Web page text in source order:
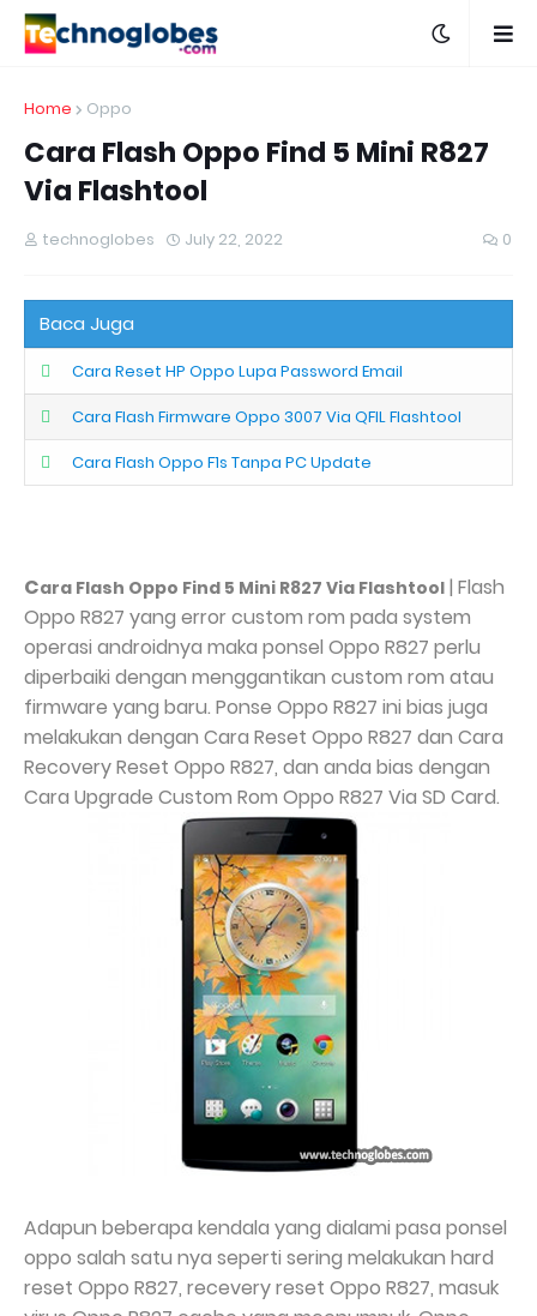
Home Oppo
Cara Flash Oppo Find 5 Mini R827
Via Flashtool
technoglobes July 22, 2022 0
Baca Juga
Cara Reset HP Oppo Lupa Password Email
Cara Flash Firmware Oppo 3007 Via QFIL Flashtool
Cara Flash Oppo F1s Tanpa PC Update
Cara Flash Oppo Find 5 Mini R827 Via Flashtool | Flash
Oppo R827 yang error custom rom pada system
operasi androidnya maka ponsel Oppo R827 perlu
diperbaiki dengan menggantikan custom rom atau
firmware yang baru. Ponse Oppo R827 ini bias juga
melakukan dengan Cara Reset Oppo R827 dan Cara
Recovery Reset Oppo R827, dan anda bias dengan
Cara Upgrade Custom Rom Oppo R827 Via SD Card.
Adapun beberapa kendala yang dialami pasa ponsel
oppo salah satu nya seperti sering melakukan hard
reset Oppo R827, recevery reset Oppo R827, masuk